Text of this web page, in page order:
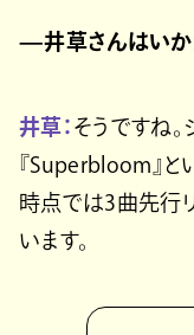
—井草さんはいか
井草： そうですね。
『Superbloom』
時点では3曲先行
います。